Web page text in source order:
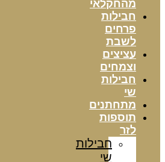
מהחקלאי
חבילות
פרחים
לשבת
עציצים
וצמחים
חבילות
שי
מתחתנים
תוספות
לזר
חבילות
שי